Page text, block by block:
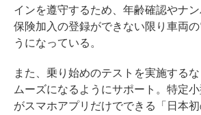
インを遵守するため、年齢確認やナ
保険加入の登録ができない限り車両
うになっている。
また、乗り始めのテストを実施する
ムーズになるようにサポート。特定
がスマホアプリだけでできる「日本